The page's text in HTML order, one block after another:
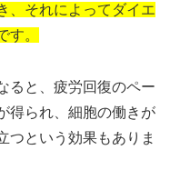
、それによってダイエ
す。
ると、疲労回復のペー
得られ、細胞の働きが
つという効果もありま